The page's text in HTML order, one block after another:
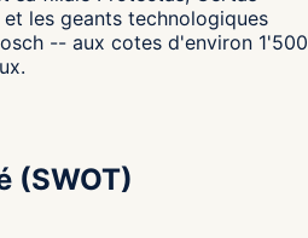
les geants technologiques
-- aux cotes d'environ 1'500
(SWOT)